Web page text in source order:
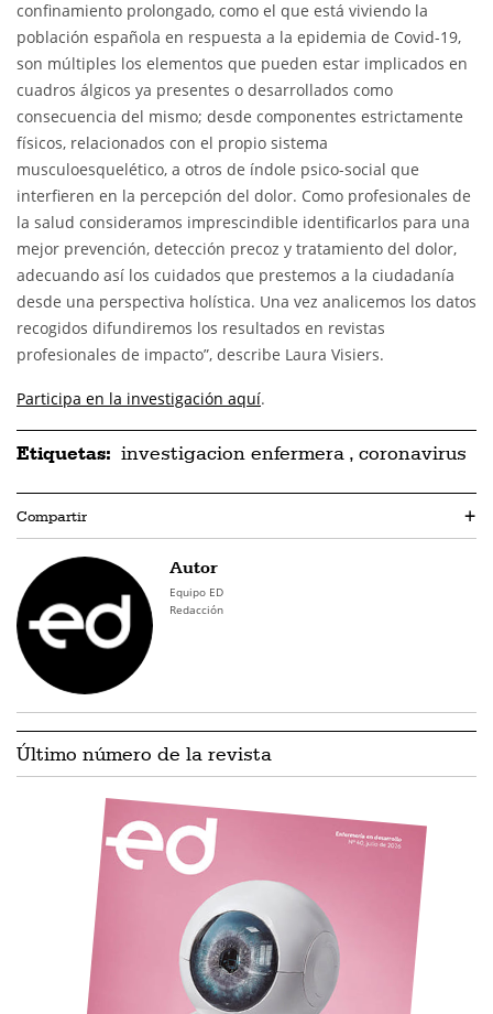
confinamiento prolongado, como el que está viviendo la
población española en respuesta a la epidemia de Covid-19,
son múltiples los elementos que pueden estar implicados en
cuadros álgicos ya presentes o desarrollados como
consecuencia del mismo; desde componentes estrictamente
físicos, relacionados con el propio sistema
musculoesquelético, a otros de índole psico-social que
interfieren en la percepción del dolor. Como profesionales de
la salud consideramos imprescindible identificarlos para una
mejor prevención, detección precoz y tratamiento del dolor,
adecuando así los cuidados que prestemos a la ciudadanía
desde una perspectiva holística. Una vez analicemos los datos
recogidos difundiremos los resultados en revistas
profesionales de impacto”, describe Laura Visiers.
Participa en la investigación aquí.
Etiquetas: investigacion enfermera , coronavirus
Compartir +
Autor
Equipo ED
Redacción
Último número de la revista